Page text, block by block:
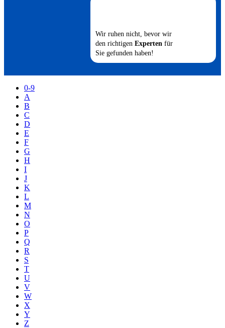
Wir ruhen nicht, bevor wir
den richtigen Experten für
Sie gefunden haben!
0-9
A
B
C
D
E
F
G
H
I
J
K
L
M
N
O
P
Q
R
S
T
U
V
W
X
Y
Z